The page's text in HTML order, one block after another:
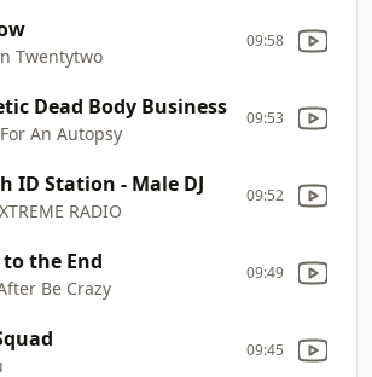
Twentytwo
09:58
Dead Body Business
An Autopsy
09:53
ID Station - Male DJ
RADIO
09:52
to the End
Be Crazy
09:49
09:45